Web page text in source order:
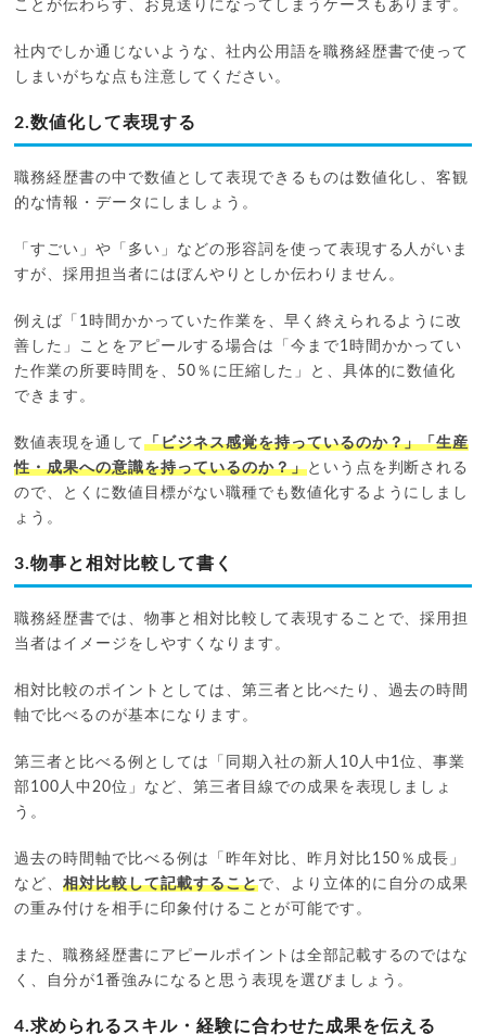
ことが伝わらず、お見送りになってしまうケースもあります。
社内でしか通じないような、社内公用語を職務経歴書で使って
しまいがちな点も注意してください。
2.数値化して表現する
職務経歴書の中で数値として表現できるものは数値化し、客観
的な情報・データにしましょう。
「すごい」や「多い」などの形容詞を使って表現する人がいま
すが、採用担当者にはぼんやりとしか伝わりません。
例えば「1時間かかっていた作業を、早く終えられるように改
善した」ことをアピールする場合は「今まで1時間かかってい
た作業の所要時間を、50％に圧縮した」と、具体的に数値化
できます。
数値表現を通して「ビジネス感覚を持っているのか？」「生産
性・成果への意識を持っているのか？」という点を判断される
ので、とくに数値目標がない職種でも数値化するようにしまし
ょう。
3.物事と相対比較して書く
職務経歴書では、物事と相対比較して表現することで、採用担
当者はイメージをしやすくなります。
相対比較のポイントとしては、第三者と比べたり、過去の時間
軸で比べるのが基本になります。
第三者と比べる例としては「同期入社の新人10人中1位、事業
部100人中20位」など、第三者目線での成果を表現しましょ
う。
過去の時間軸で比べる例は「昨年対比、昨月対比150％成長」
など、相対比較して記載することで、より立体的に自分の成果
の重み付けを相手に印象付けることが可能です。
また、職務経歴書にアピールポイントは全部記載するのではな
く、自分が1番強みになると思う表現を選びましょう。
4.求められるスキル・経験に合わせた成果を伝える